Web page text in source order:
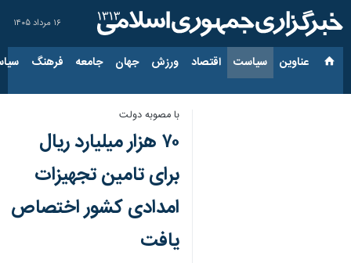
۱۶ مرداد ۱۴۰۵
عناوین‌ سیاست اقتصاد ورزش جهان جامعه فرهنگ
با مصوبه دولت
۷۰ هزار میلیارد ریال
برای تامین تجهیزات
امدادی کشور اختصاص
یافت